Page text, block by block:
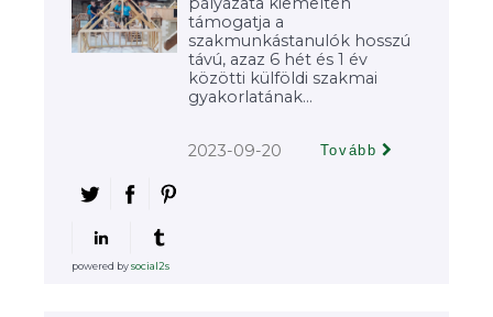
támogatja a
szakmunkástanulók hosszú
távú, azaz 6 hét és 1 év
közötti külföldi szakmai
gyakorlatának...
2023-09-20 Tovább
powered bysocial2s